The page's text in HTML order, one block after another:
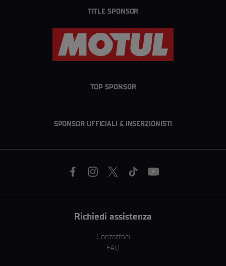
TITLE SPONSOR
TOP SPONSOR
SPONSOR UFFICIALI & INSERZIONISTI
Richiedi assistenza
Contattaci
FAQ